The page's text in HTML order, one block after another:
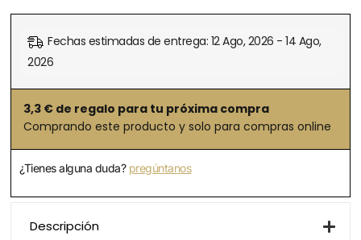
Fechas estimadas de entrega: 12 Ago, 2026 - 14 Ago,
2026
3,3 € de regalo para tu próxima compra
Comprando este producto y solo para compras online
¿Tienes alguna duda? pregúntanos
Descripción